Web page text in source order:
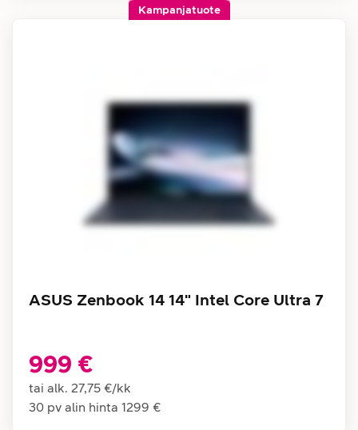
Kampanjatuote
ASUS Zenbook 14 14" Intel Core Ultra 7
999 €
tai alk. 27,75 €/kk
30 pv alin hinta 1299 €